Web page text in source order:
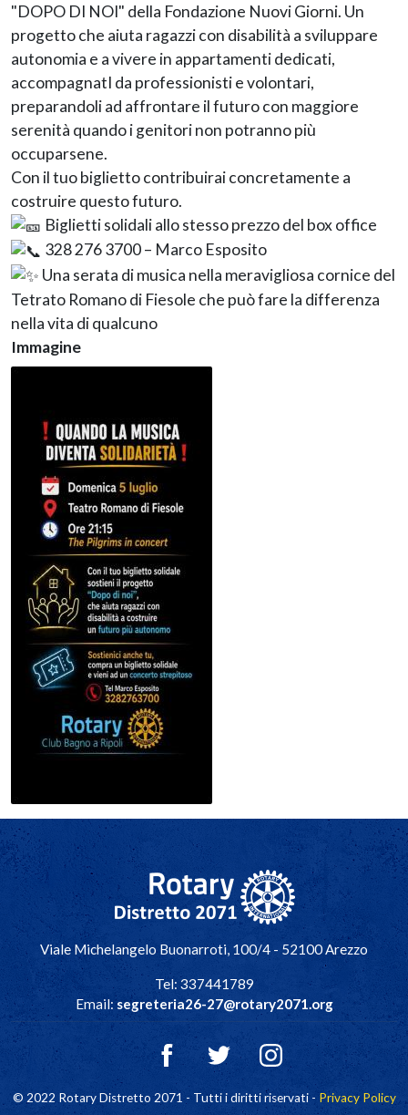
"DOPO DI NOI" della Fondazione Nuovi Giorni. Un
progetto che aiuta ragazzi con disabilità a sviluppare
autonomia e a vivere in appartamenti dedicati,
accompagnatI da professionisti e volontari,
preparandoli ad affrontare il futuro con maggiore
serenità quando i genitori non potranno più
occuparsene.
Con il tuo biglietto contribuirai concretamente a
costruire questo futuro.
Biglietti solidali allo stesso prezzo del box office
328 276 3700 – Marco Esposito
Una serata di musica nella meravigliosa cornice del
Tetrato Romano di Fiesole che può fare la differenza
nella vita di qualcuno
Immagine
Navigazione principale
Viale Michelangelo Buonarroti, 100/4 - 52100 Arezzo
Tel: 337441789
Email:segreteria26-27@rotary2071.org
© 2022 Rotary Distretto 2071 - Tutti i diritti riservati - Privacy Policy